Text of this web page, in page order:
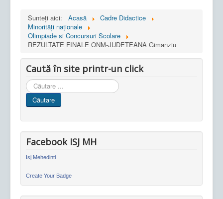
Sunteți aici: Acasă
Cadre Didactice
Minorități naționale
Olimpiade si Concursuri Scolare
REZULTATE FINALE ONM-JUDETEANA Gimanziu
Caută în site printr-un click
Cauta
in
site
Căutare
Facebook ISJ MH
Isj Mehedinti
Create Your Badge